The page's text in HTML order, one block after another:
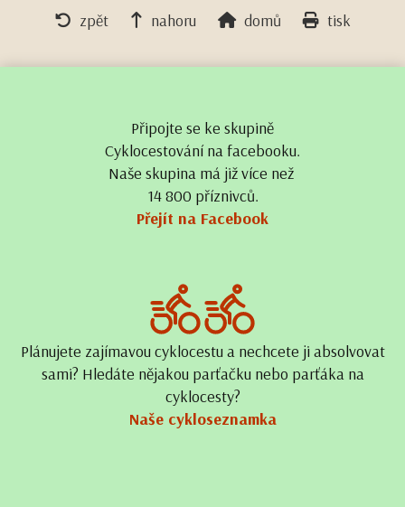
zpět nahoru domů tisk
Připojte se ke skupině
Cyklocestování na facebooku.
Naše skupina má již více než
14 800 příznivců.
Přejít na Facebook
Plánujete zajímavou cyklocestu a nechcete ji absolvovat
sami? Hledáte nějakou parťačku nebo parťáka na
cyklocesty?
Naše cykloseznamka